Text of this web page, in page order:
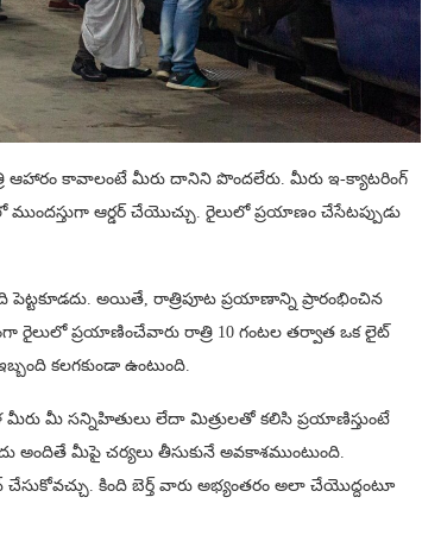
ఆహారం కావాలంటే మీరు దానిని పొందలేరు. మీరు ఇ-క్యాటరింగ్
ఆర్డర్ చేయొచ్చు. రైలులో ప్రయాణం చేసేటప్పుడు
పెట్టకూడదు. అయితే, రాత్రిపూట ప్రయాణాన్ని ప్రారంభించిన
రైలులో ప్రయాణించేవారు రాత్రి 10 గంటల తర్వాత ఒక లైట్
కలగకుండా ఉంటుంది.
మీరు మీ సన్నిహితులు లేదా మిత్రులతో కలిసి ప్రయాణిస్తుంటే
అందితే మీపై చర్యలు తీసుకునే అవకాశముంటుంది.
కింది బెర్త్ వారు అభ్యంతరం అలా చేయొద్దంటూ